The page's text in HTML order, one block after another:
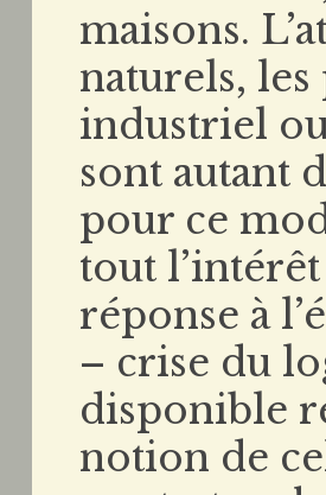
maisons.
naturels, les
industriel
sont autant
pour ce
tout
réponse à
– crise du
disponible
notion de